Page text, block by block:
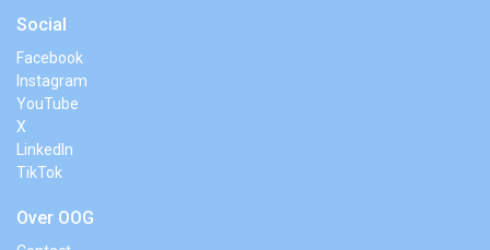
Social
Facebook
Instagram
YouTube
X
LinkedIn
TikTok
Over OOG